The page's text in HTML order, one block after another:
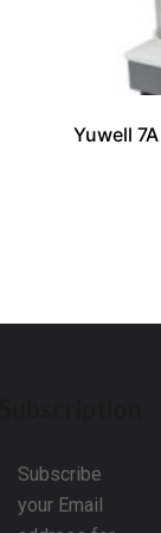
Subscribe
your Email